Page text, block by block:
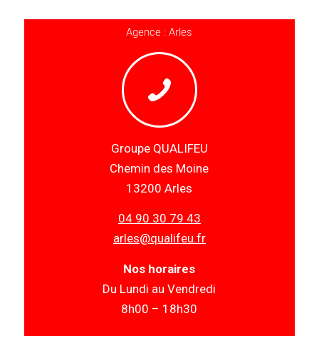
Agence : Arles
Groupe QUALIFEU
Chemin des Moine
13200 Arles
04 90 30 79 43
arles@qualifeu.fr
Nos horaires
Du Lundi au Vendredi
8h00 – 18h30